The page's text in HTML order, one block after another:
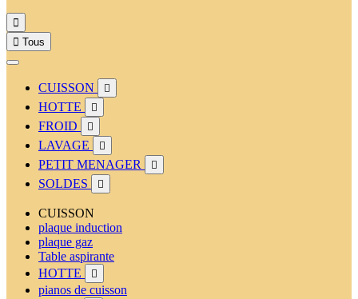

 Tous
CUISSON 
HOTTE 
FROID 
LAVAGE 
PETIT MENAGER 
SOLDES 
CUISSON
plaque induction
plaque gaz
Table aspirante
HOTTE

pianos de cuisson